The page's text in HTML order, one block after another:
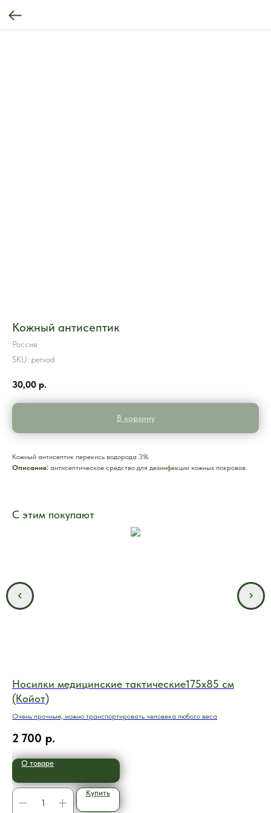
Кожный антисептик
Россия
SKU: pervod
30,00 р.
В корзину
Кожный антисептик перекись водорода 3%
Описание: антисептическое средство для дезинфекции кожных покровов.
С этим покупают
Носилки медицинские тактические175x85 см
(Койот)
Очень прочные, можно транспортировать человека любого веса
2 700 р.
О товаре
Купить